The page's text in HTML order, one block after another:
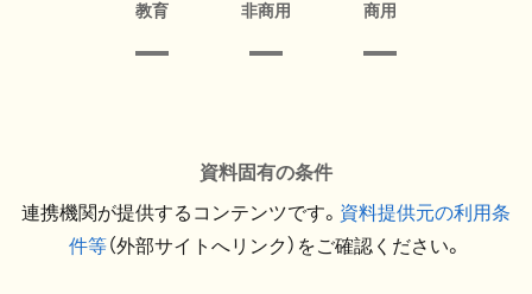
教育 非商用 商用
資料固有の条件
連携機関が提供するコンテンツです。 資料提供元の利用条
件等（外部サイトへリンク）をご確認ください。